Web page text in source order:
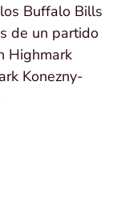
Buffalo Bills
de un partido
Highmark
Konezny-